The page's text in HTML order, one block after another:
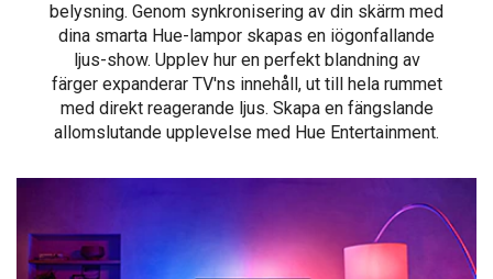
belysning. Genom synkronisering av din skärm med
dina smarta Hue-lampor skapas en iögonfallande
ljus-show. Upplev hur en perfekt blandning av
färger expanderar TV'ns innehåll, ut till hela rummet
med direkt reagerande ljus. Skapa en fängslande
allomslutande upplevelse med Hue Entertainment.